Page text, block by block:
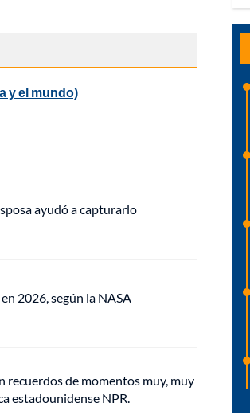
y el mundo)
ayudó a capturarlo
2026, según la NASA
recuerdos de momentos muy, muy
estadounidense NPR.